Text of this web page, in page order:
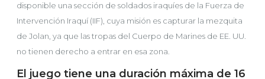
disponible una sección de soldados iraquíes de la Fuerza de
Intervención Iraquí (IIF), cuya misión es capturar la mezquita
de Jolan, ya que las tropas del Cuerpo de Marines de EE. UU.
no tienen derecho a entrar en esa zona.
El juego tiene una duración máxima de 16